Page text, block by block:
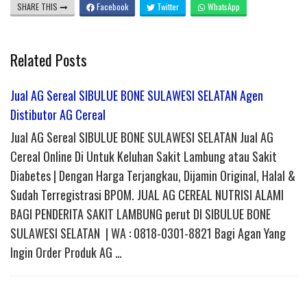
SHARE THIS Facebook Twitter WhatsApp
Related Posts
Jual AG Sereal SIBULUE BONE SULAWESI SELATAN Agen
Distibutor AG Cereal
Jual AG Sereal SIBULUE BONE SULAWESI SELATAN Jual AG
Cereal Online Di Untuk Keluhan Sakit Lambung atau Sakit
Diabetes | Dengan Harga Terjangkau, Dijamin Original, Halal &
Sudah Terregistrasi BPOM. JUAL AG CEREAL NUTRISI ALAMI
BAGI PENDERITA SAKIT LAMBUNG perut DI SIBULUE BONE
SULAWESI SELATAN | WA : 0818-0301-8821 Bagi Agan Yang
Ingin Order Produk AG …